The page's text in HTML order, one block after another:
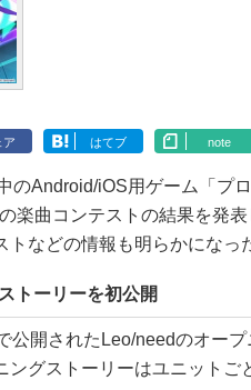
ア はてブ note
Android/iOS用ゲーム「プ
楽曲コンテストの結果を発
などの情報も明らかになっ
トーリーを初公開
開されたLeo/needのオープ
ングストーリーはユニットご